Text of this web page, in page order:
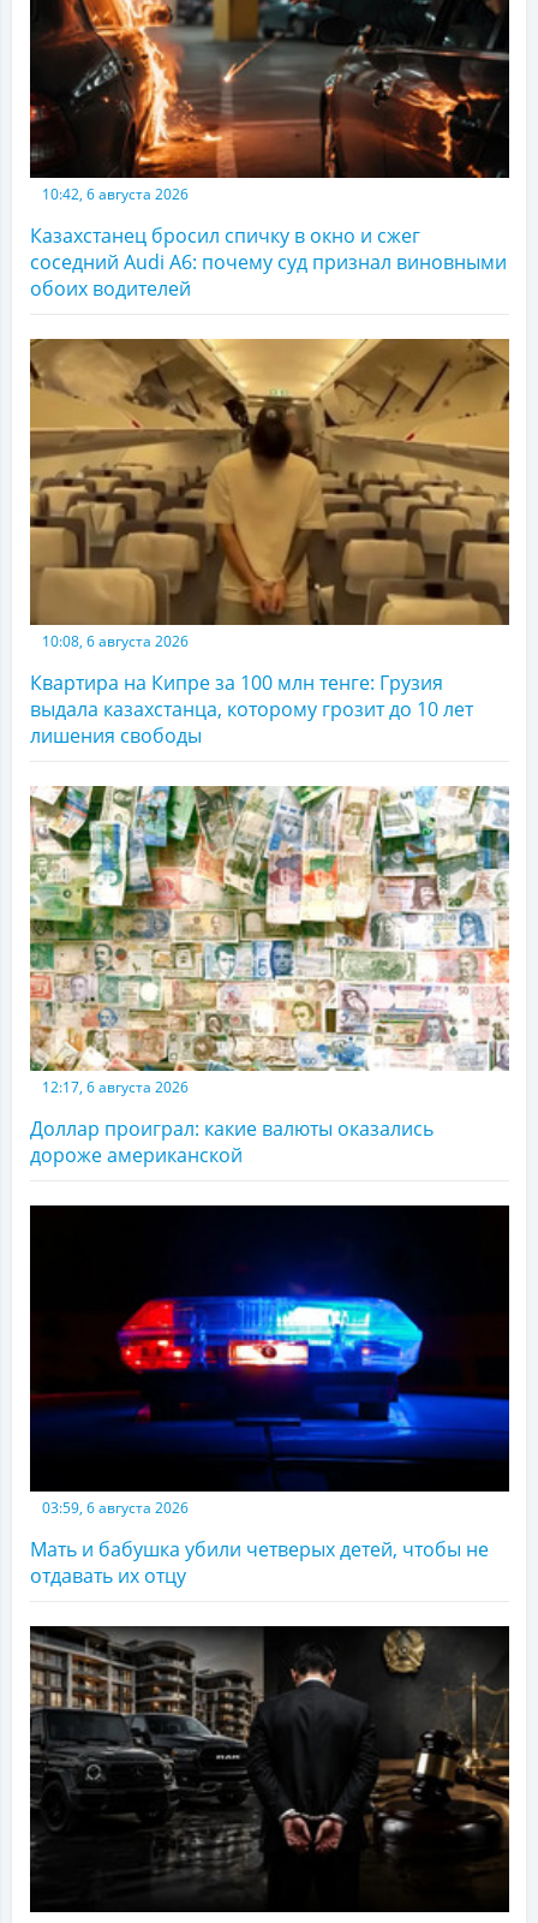
10:42, 6 августа 2026
Казахстанец бросил спичку в окно и сжег
соседний Audi A6: почему суд признал виновными
обоих водителей
10:08, 6 августа 2026
Квартира на Кипре за 100 млн тенге: Грузия
выдала казахстанца, которому грозит до 10 лет
лишения свободы
12:17, 6 августа 2026
Доллар проиграл: какие валюты оказались
дороже американской
03:59, 6 августа 2026
Мать и бабушка убили четверых детей, чтобы не
отдавать их отцу